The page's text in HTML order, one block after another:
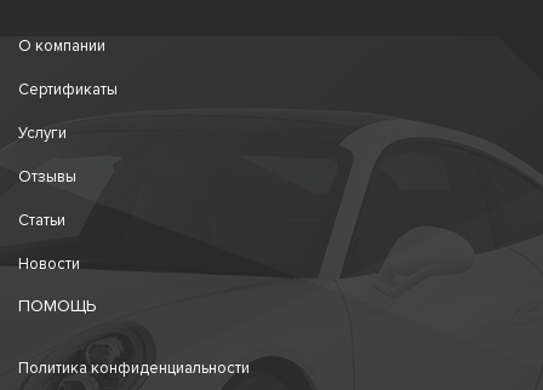
О компании
Сертификаты
Услуги
Отзывы
Статьи
Новости
ПОМОЩЬ
Политика конфиденциальности